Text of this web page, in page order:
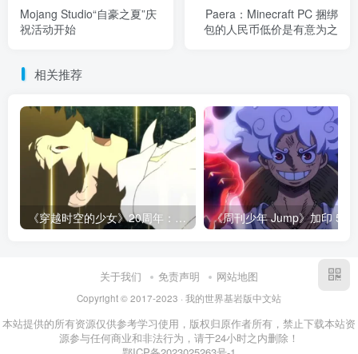
Mojang Studio“自豪之夏”庆
祝活动开始
Paera：Minecraft PC 捆绑
包的人民币低价是有意为之
相关推荐
《穿越时空的少女》20周年：细田守最狠的告白，是逼你承认有些夏天回不去了！
关于我们 免责声明 网站地图
Copyright © 2017-2023 · 我的世界基岩版中文站
本站提供的所有资源仅供参考学习使用，版权归原作者所有，禁止下载本站资
源参与任何商业和非法行为，请于24小时之内删除！